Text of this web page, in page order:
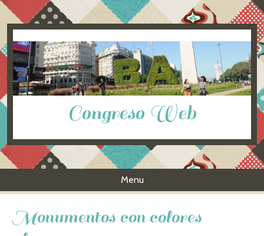
Congreso Web
Menu
Monumentos con colores